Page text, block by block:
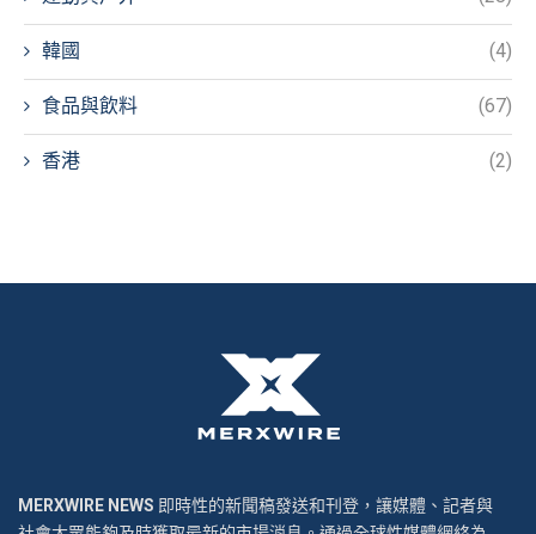
韓國 (4)
食品與飲料 (67)
香港 (2)
MERXWIRE NEWS 即時性的新聞稿發送和刊登，讓媒體、記者與